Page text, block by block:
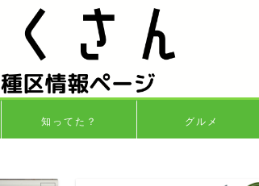
知ってた？ グルメ